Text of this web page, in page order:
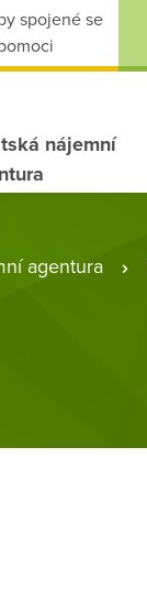
spojené se
nájemní
agentura